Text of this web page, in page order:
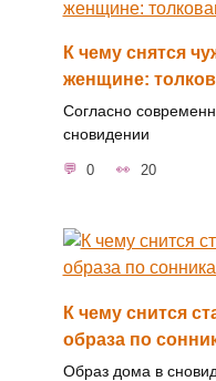
К чему снятся
женщине:
Согласно
сновидении
0 20
К чему снится
образа по
Образ дома в